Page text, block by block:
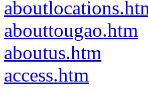
abouttougao.htm
aboutus.htm
access.htm